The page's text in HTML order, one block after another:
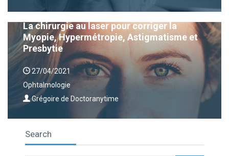
La chirurgie au laser pour corriger la
Myopie, Hypermétropie, Astigmatisme et
Presbytie
27/04/2021
Ophtalmologie
Grégoire de Doctoranytime
Search